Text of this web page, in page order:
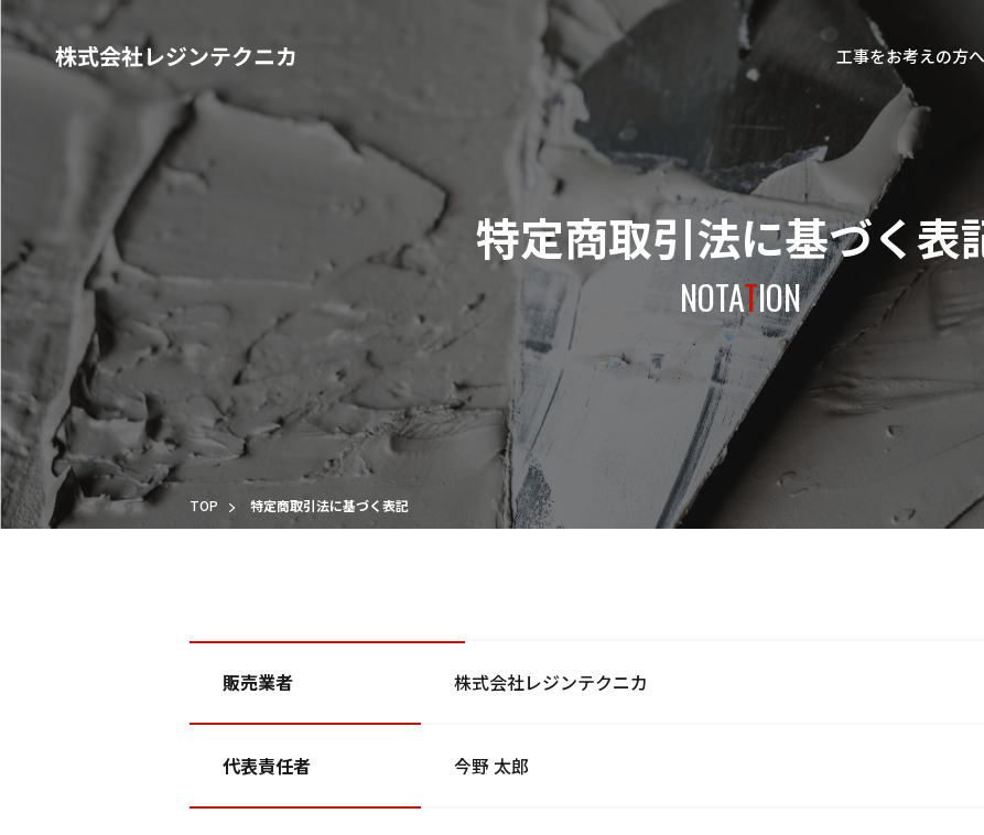
工事をお考えの方へ
特定商取引法に基づく表
NOTATION
TOP 特定商取引法に基づく表記
販売業者 株式会社レジンテクニカ
代表責任者 今野 太郎